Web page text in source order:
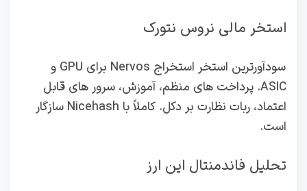
استخر مالی نروس نتورک
سودآورترین استخر استخراج Nervos برای GPU و
ASIC. پرداخت های منظم، آموزش، سرور های قابل
اعتماد، ربات نظارت بر دکل. کاملاً با Nicehash سازگار
است.
تحلیل فاندمنتال این ارز